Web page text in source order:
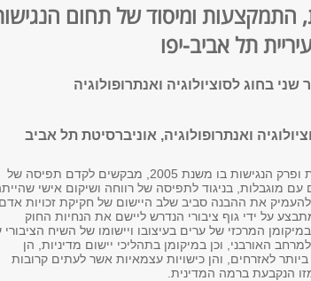
התמקצעות ומיסוד של תחום
תל אביב-יפו
בחוג לסוציולוגיה ואנתרופולוגיה
ואנתרופולוגיה, אוניברסיטת תל אביב
חוק שוויון זכויות לאנשים עם מוגבלות ופרק הנגישות בו משנת 2005, מבקשים לקדם תפיסה של
עם מוגבלות, בניגוד לתפיסה של רווחה ושיקום אישי
את ההבנה סביב שלב היישום של חקיקת זכויות אדם
על ידי גוף ציבורי הנדרש ליישם את הנחיות החוק
המרכזי של ערים בעיצובו ויישומו של השיח הציבורי
האורבני, וכן במיקומן בתהליכי יישום מדיניות, הן
לאזרחים, והן כישויות עצמאיות אשר לעתים קרובות
הנקבעת ברמה המדינית.